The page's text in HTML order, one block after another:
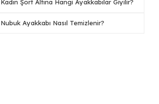
Kadın Şort Altına Hangi Ayakkabılar Giyilir?
Nubuk Ayakkabı Nasıl Temizlenir?